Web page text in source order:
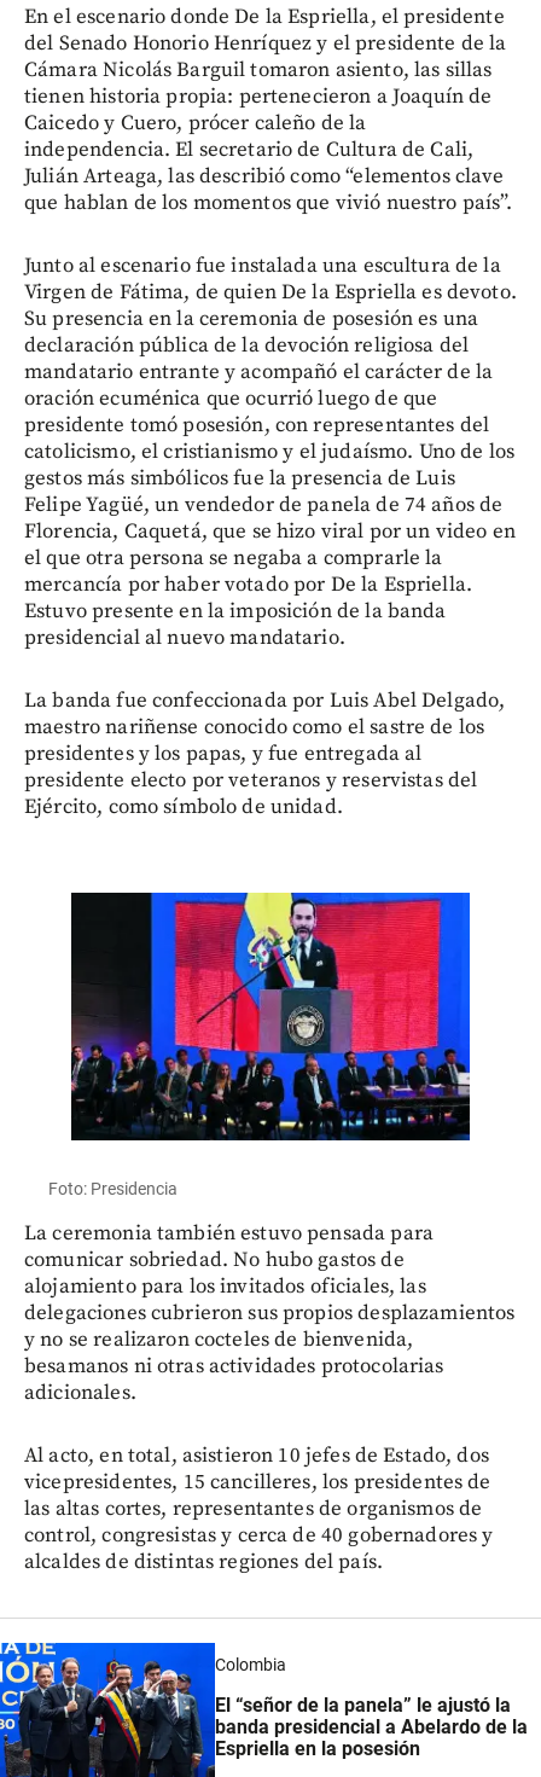
En el escenario donde De la Espriella, el presidente
del Senado Honorio Henríquez y el presidente de la
Cámara Nicolás Barguil tomaron asiento, las sillas
tienen historia propia: pertenecieron a Joaquín de
Caicedo y Cuero, prócer caleño de la
independencia. El secretario de Cultura de Cali,
Julián Arteaga, las describió como “elementos clave
que hablan de los momentos que vivió nuestro país”.
Junto al escenario fue instalada una escultura de la
Virgen de Fátima, de quien De la Espriella es devoto.
Su presencia en la ceremonia de posesión es una
declaración pública de la devoción religiosa del
mandatario entrante y acompañó el carácter de la
oración ecuménica que ocurrió luego de que
presidente tomó posesión, con representantes del
catolicismo, el cristianismo y el judaísmo. Uno de los
gestos más simbólicos fue la presencia de Luis
Felipe Yagüé, un vendedor de panela de 74 años de
Florencia, Caquetá, que se hizo viral por un video en
el que otra persona se negaba a comprarle la
mercancía por haber votado por De la Espriella.
Estuvo presente en la imposición de la banda
presidencial al nuevo mandatario.
La banda fue confeccionada por Luis Abel Delgado,
maestro nariñense conocido como el sastre de los
presidentes y los papas, y fue entregada al
presidente electo por veteranos y reservistas del
Ejército, como símbolo de unidad.
Foto: Presidencia
La ceremonia también estuvo pensada para
comunicar sobriedad. No hubo gastos de
alojamiento para los invitados oficiales, las
delegaciones cubrieron sus propios desplazamientos
y no se realizaron cocteles de bienvenida,
besamanos ni otras actividades protocolarias
adicionales.
Al acto, en total, asistieron 10 jefes de Estado, dos
vicepresidentes, 15 cancilleres, los presidentes de
las altas cortes, representantes de organismos de
control, congresistas y cerca de 40 gobernadores y
alcaldes de distintas regiones del país.
Colombia
El “señor de la panela” le ajustó la
banda presidencial a Abelardo de la
Espriella en la posesión